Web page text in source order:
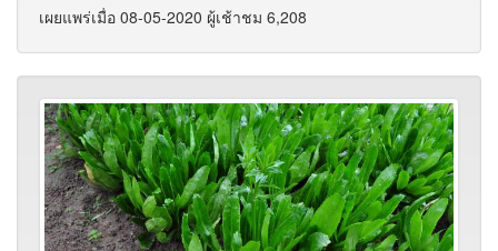
เผยแพร่เมื่อ 08-05-2020 ผู้เช้าชม 6,208